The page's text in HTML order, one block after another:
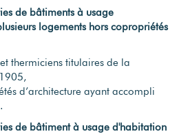
de bâtiments à usage
logements hors copropriétés
thermiciens titulaires de la
d’architecture ayant accompli
de bâtiment à usage d'habitation